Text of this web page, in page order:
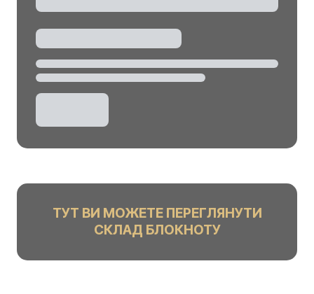
ТУТ ВИ МОЖЕТЕ ПЕРЕГЛЯНУТИ
СКЛАД БЛОКНОТУ